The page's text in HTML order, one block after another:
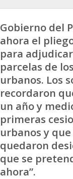
Gobierno del
ahora el
para
parcelas de
urbanos. Los
recordaron
un año y
primeras
urbanos y
quedaron
que se
ahora”.